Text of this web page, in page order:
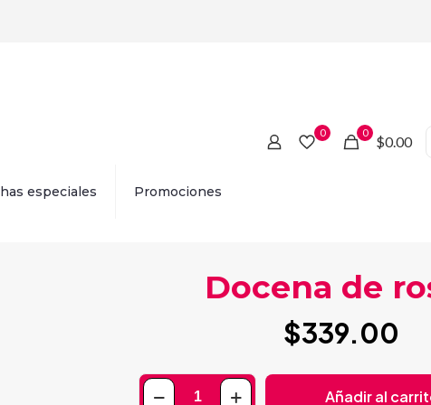
especiales Promociones
0 0
$0.00
Docena de
$339.00
Docena
Añadir al